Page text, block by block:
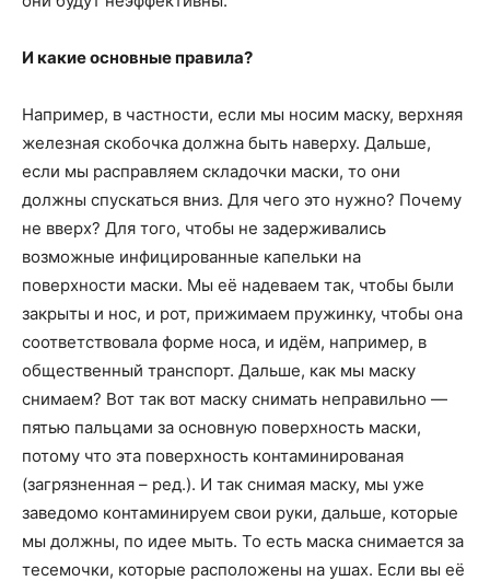
И какие основные правила?
Например, в частности, если мы носим маску, верхняя
железная скобочка должна быть наверху. Дальше,
если мы расправляем складочки маски, то они
должны спускаться вниз. Для чего это нужно? Почему
не вверх? Для того, чтобы не задерживались
возможные инфицированные капельки на
поверхности маски. Мы её надеваем так, чтобы были
закрыты и нос, и рот, прижимаем пружинку, чтобы она
соответствовала форме носа, и идём, например, в
общественный транспорт. Дальше, как мы маску
снимаем? Вот так вот маску снимать неправильно —
пятью пальцами за основную поверхность маски,
потому что эта поверхность контаминированая
(загрязненная – ред.). И так снимая маску, мы уже
заведомо контаминируем свои руки, дальше, которые
мы должны, по идее мыть. То есть маска снимается за
тесемочки, которые расположены на ушах. Если вы её